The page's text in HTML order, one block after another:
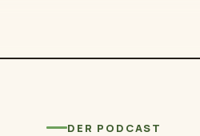
DER PODCAST